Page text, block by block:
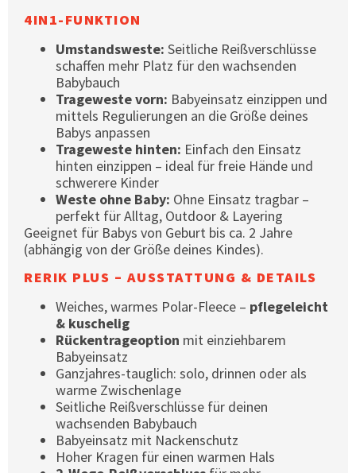
4IN1-FUNKTION
Umstandsweste: Seitliche Reißverschlüsse
schaffen mehr Platz für den wachsenden
Babybauch
Trageweste vorn: Babyeinsatz einzippen und
mittels Regulierungen an die Größe deines
Babys anpassen
Trageweste hinten: Einfach den Einsatz
hinten einzippen – ideal für freie Hände und
schwerere Kinder
Weste ohne Baby: Ohne Einsatz tragbar –
perfekt für Alltag, Outdoor & Layering
Geeignet für Babys von Geburt bis ca. 2 Jahre
(abhängig von der Größe deines Kindes).
RERIK PLUS – AUSSTATTUNG & DETAILS
Weiches, warmes Polar-Fleece – pflegeleicht
& kuschelig
Rückentrageoption mit einziehbarem
Babyeinsatz
Ganzjahres-tauglich: solo, drinnen oder als
warme Zwischenlage
Seitliche Reißverschlüsse für deinen
wachsenden Babybauch
Babyeinsatz mit Nackenschutz
Hoher Kragen für einen warmen Hals